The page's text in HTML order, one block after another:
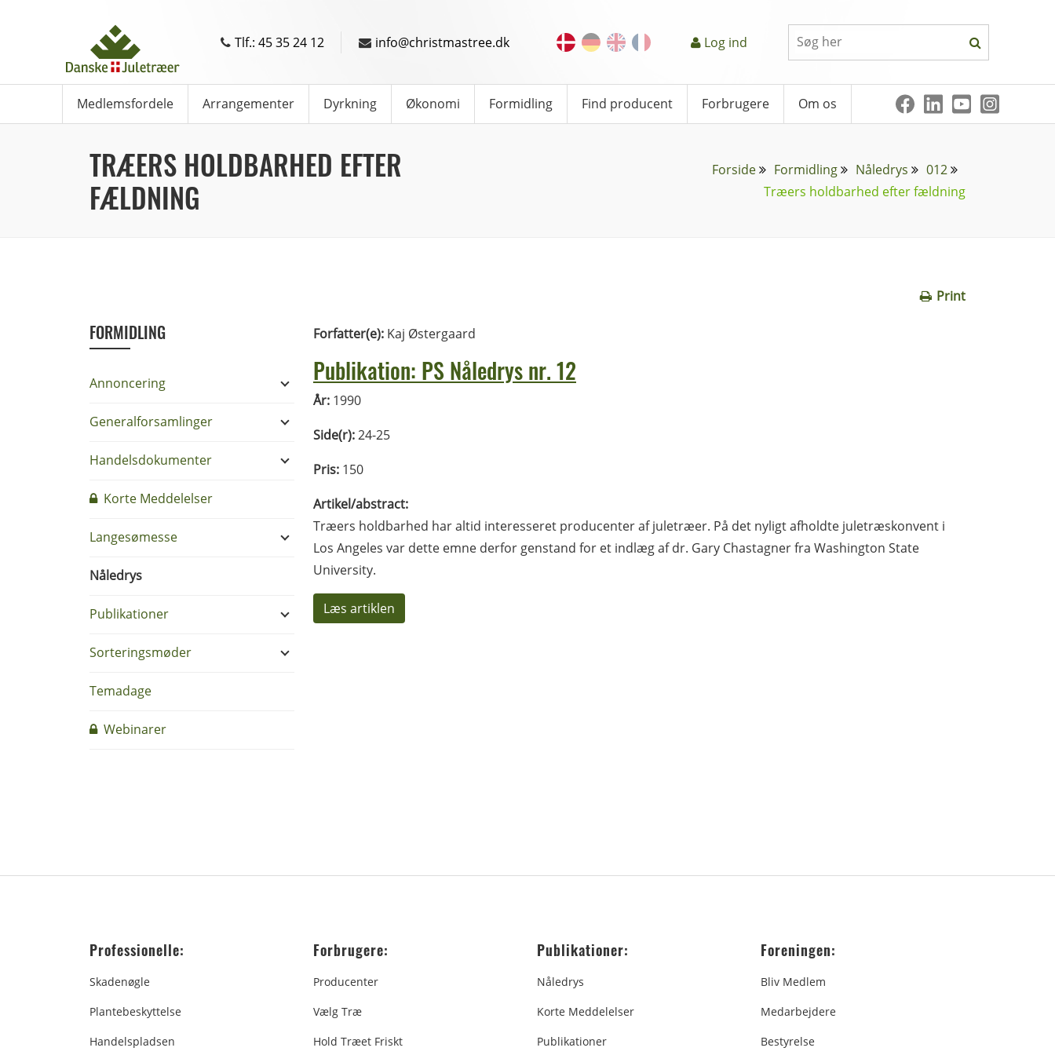
Tlf.: 45 35 24 12 info@christmastree.dk Log ind
Medlemsfordele Arrangementer Dyrkning Økonomi Formidling Find producent Forbrugere Om os
TRÆERS HOLDBARHED EFTER
FÆLDNING
Forside Formidling Nåledrys
012
Træers holdbarhed efter fældning
Print
FORMIDLING
Annoncering
Generalforsamlinger
Handelsdokumenter
Korte Meddelelser
Langesømesse
Nåledrys
Publikationer
Sorteringsmøder
Temadage
Webinarer
Forfatter(e): Kaj Østergaard
Publikation: PS Nåledrys nr. 12
År: 1990
Side(r):24-25
Pris: 150
Artikel/abstract:
Træers holdbarhed har altid interesseret producenter af juletræer. På det nyligt afholdte juletræskonvent i
Los Angeles var dette emne derfor genstand for et indlæg af dr. Gary Chastagner fra Washington State
University.
Læs artiklen
Professionelle:
Skadenøgle
Plantebeskyttelse
Handelspladsen
Forbrugere:
Producenter
Vælg Træ
Hold Træet Friskt
Publikationer:
Nåledrys
Korte Meddelelser
Publikationer
Foreningen:
Bliv Medlem
Medarbejdere
Bestyrelse